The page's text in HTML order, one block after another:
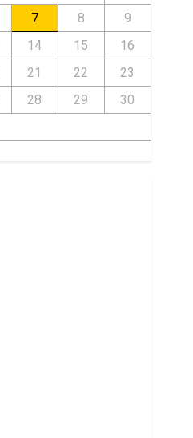
7 8
9
14 15
16
21 22
23
28 29
30